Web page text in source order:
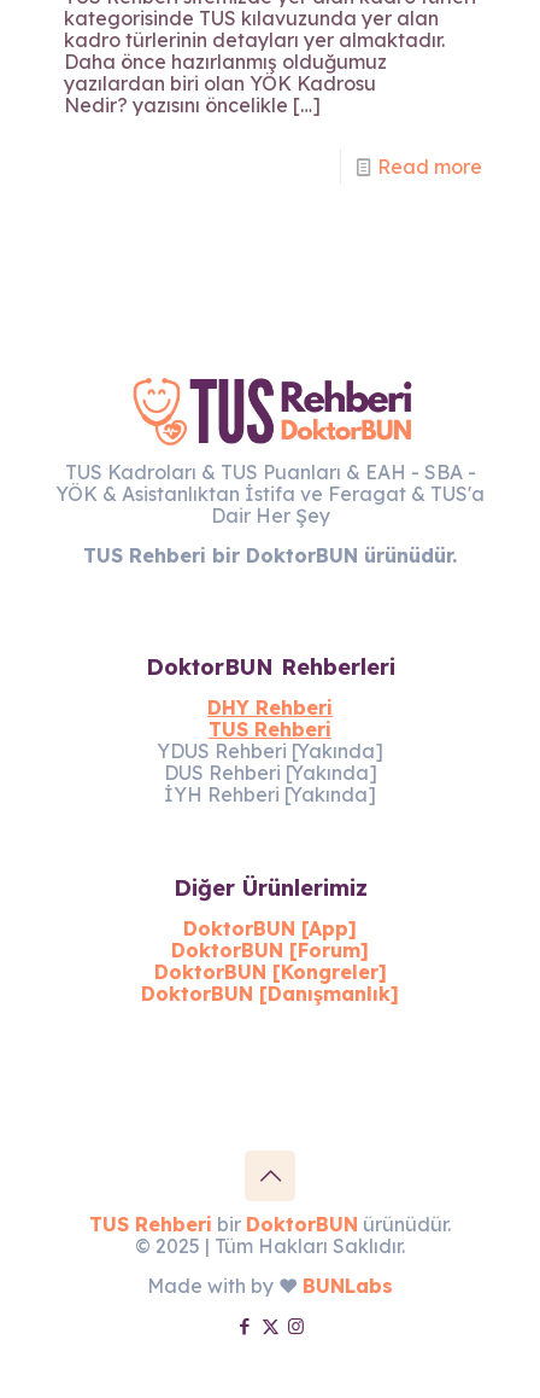
kategorisinde TUS kılavuzunda yer alan
kadro türlerinin detayları yer almaktadır.
Daha önce hazırlanmış olduğumuz
yazılardan biri olan YÖK Kadrosu
Nedir? yazısını öncelikle […]
Read more
TUS Kadroları & TUS Puanları & EAH - SBA -
YÖK & Asistanlıktan İstifa ve Feragat & TUS'a
Dair Her Şey
TUS Rehberi bir DoktorBUN ürünüdür.
DoktorBUN Rehberleri
DHY Rehberi
TUS Rehberi
YDUS Rehberi [Yakında]
DUS Rehberi [Yakında]
İYH Rehberi [Yakında]
Diğer Ürünlerimiz
DoktorBUN [App]
DoktorBUN [Forum]
DoktorBUN [Kongreler]
DoktorBUN [Danışmanlık]
TUS Rehberi bir DoktorBUN ürünüdür.
© 2025 | Tüm Hakları Saklıdır.
Made with by ♥︎ BUNLabs